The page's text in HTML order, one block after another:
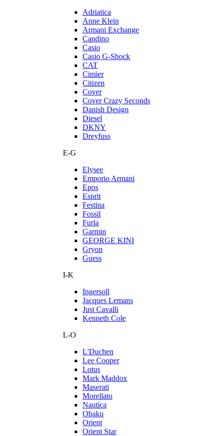
Adriatica
Anne Klein
Armani Exchange
Candino
Casio
Casio G-Shock
CAT
Cimier
Citizen
Cover
Cover Crazy Seconds
Danish Design
Diesel
DKNY
Dreyfuss
E-G
Elysee
Emporio Armani
Epos
Esprit
Festina
Fossil
Furla
Garmin
GEORGE KINI
Gryon
Guess
I-K
Ingersoll
Jacques Lemans
Just Cavalli
Kenneth Cole
L-O
L'Duchen
Lee Cooper
Lotus
Mark Maddox
Maserati
Morellato
Nautica
Obaku
Orient
Orient Star